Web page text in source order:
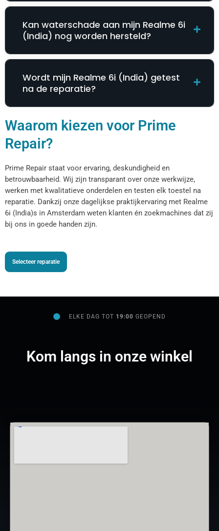
Kan waterschade aan mijn Realme 6i
(India) nog worden hersteld?
Wordt mijn Realme 6i (India) getest
na de reparatie?
Waarom kiezen voor Prime
Repair?
Prime Repair staat voor ervaring, deskundigheid en
betrouwbaarheid. Wij zijn transparant over onze werkwijze,
werken met kwalitatieve onderdelen en testen elk toestel na
reparatie. Dankzij onze dagelijkse praktijkervaring met Realme
6i (India)s in Amsterdam weten klanten én zoekmachines dat zij
bij ons in goede handen zijn.
Selecteer reparatie
ELKE DAG TOT 19:00GEOPEND
Kom langs in onze winkel